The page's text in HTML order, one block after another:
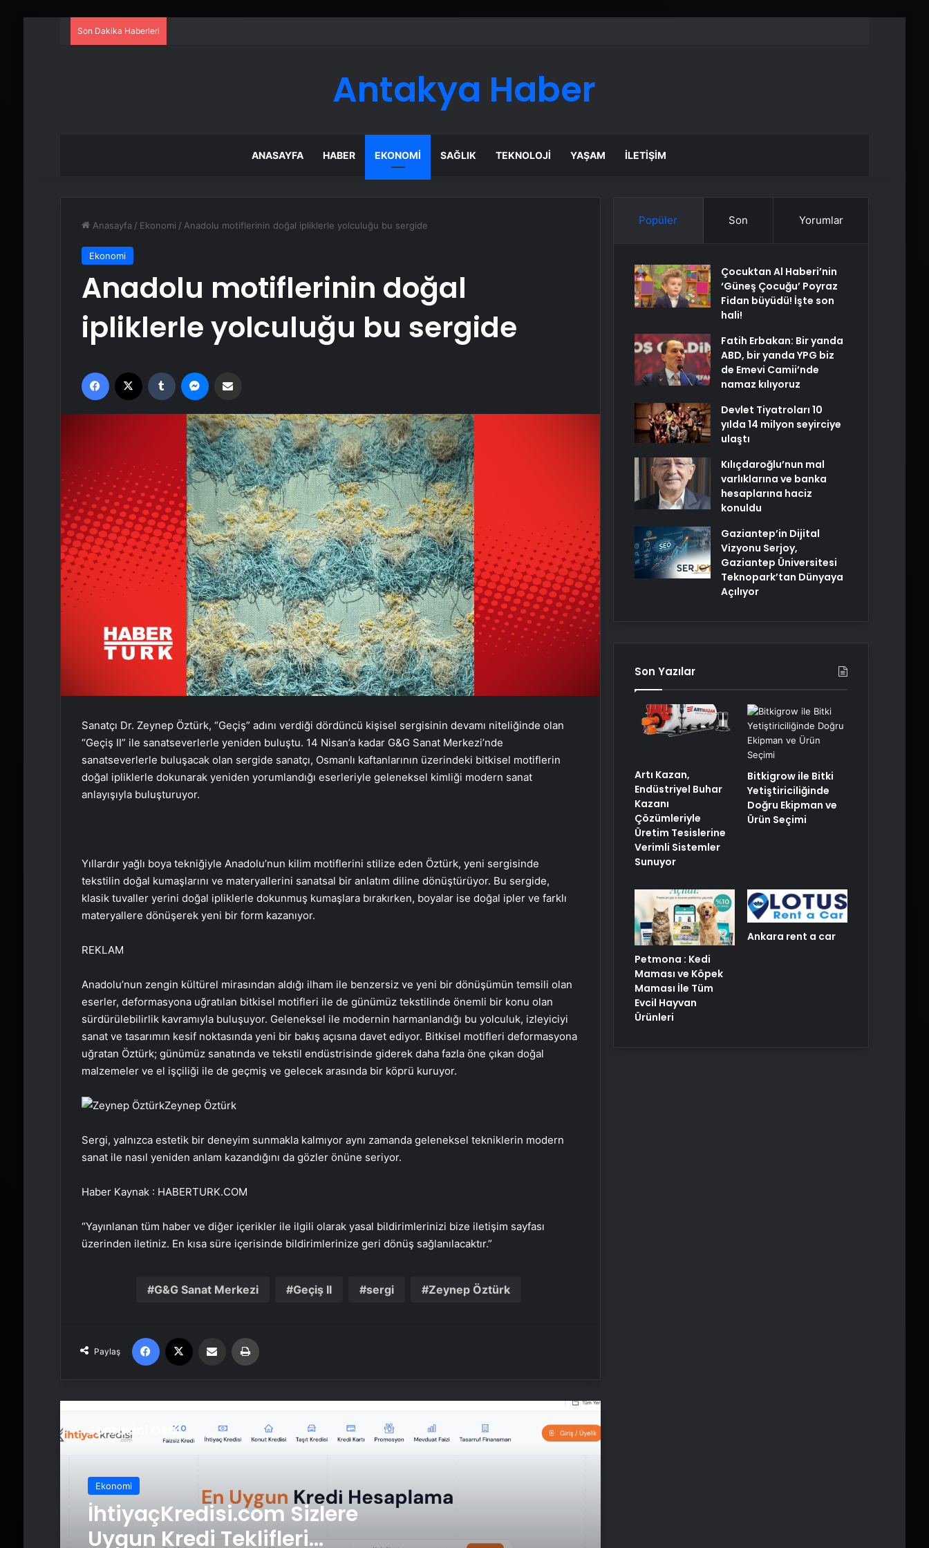
Son Dakika Haberleri
Antakya Haber
ANASAYFA HABER EKONOMI SAĞLIK TEKNOLOJI YAŞAM İLETIŞIM
Anasayfa / Ekonomi / Anadolu motiflerinin doğal ipliklerle yolculuğu bu sergide
Ekonomi
Anadolu motiflerinin doğal
ipliklerle yolculuğu bu sergide
Facebook Tumblr
Sanatçı Dr. Zeynep Öztürk, “Geçiş” adını verdiği dördüncü kişisel sergisinin devamı niteliğinde olan
“Geçiş II” ile sanatseverlerle yeniden buluştu. 14 Nisan’a kadar G&G Sanat Merkezi’nde
sanatseverlerle buluşacak olan sergide sanatçı, Osmanlı kaftanlarının üzerindeki bitkisel motiflerin
doğal ipliklerle dokunarak yeniden yorumlandığı eserleriyle geleneksel kimliği modern sanat
anlayışıyla buluşturuyor.
Yıllardır yağlı boya tekniğiyle Anadolu’nun kilim motiflerini stilize eden Öztürk, yeni sergisinde
tekstilin doğal kumaşlarını ve materyallerini sanatsal bir anlatım diline dönüştürüyor. Bu sergide,
klasik tuvaller yerini doğal ipliklerle dokunmuş kumaşlara bırakırken, boyalar ise doğal ipler ve farklı
materyallere dönüşerek yeni bir form kazanıyor.
REKLAM
Anadolu’nun zengin kültürel mirasından aldığı ilham ile benzersiz ve yeni bir dönüşümün temsili olan
eserler, deformasyona uğratılan bitkisel motifleri ile de günümüz tekstilinde önemli bir konu olan
sürdürülebilirlik kavramıyla buluşuyor. Geleneksel ile modernin harmanlandığı bu yolculuk, izleyiciyi
sanat ve tasarımın kesif noktasında yeni bir bakış açısına davet ediyor. Bitkisel motifleri deformasyona
uğratan Öztürk; günümüz sanatında ve tekstil endüstrisinde giderek daha fazla öne çıkan doğal
malzemeler ve el işçiliği ile de geçmiş ve gelecek arasında bir köprü kuruyor.
Zeynep Öztürk
Sergi, yalnızca estetik bir deneyim sunmakla kalmıyor aynı zamanda geleneksel tekniklerin modern
sanat ile nasıl yeniden anlam kazandığını da gözler önüne seriyor.
Haber Kaynak : HABERTURK.COM
“Yayınlanan tüm haber ve diğer içerikler ile ilgili olarak yasal bildirimlerinizi bize iletişim sayfası
üzerinden iletiniz. En kısa süre içerisinde bildirimlerinize geri dönüş sağlanılacaktır.”
G&G Sanat Merkezi Geçiş II sergi Zeynep Öztürk
Paylaş
Facebook Email'den paylaş
Sonrakini Oku
Ekonomi
İhtiyaçKredisi.com Sizlere
Uygun Kredi Teklifleri
hayatÄ±nÄ± kaybetti
Milli bilardocu Semih SaygÄ±ner’in
Eric Dane ALS hastalÄ±ÄÄ±na
Popüler Son Yorumlar
Çocuktan Al Haberi’nin
‘Güneş Çocuğu’ Poyraz
Fidan büyüdü! İşte son
hali!
Fatih Erbakan: Bir yanda
ABD, bir yanda YPG biz
de Emevi Camii’nde
namaz kılıyoruz
Devlet Tiyatroları 10
yılda 14 milyon seyirciye
ulaştı
Kılıçdaroğlu’nun mal
varlıklarına ve banka
hesaplarına haciz
konuldu
Gaziantep’in Dijital
Vizyonu Serjoy,
Gaziantep Üniversitesi
Teknopark’tan Dünyaya
Açılıyor
Son Yazılar
Artı Kazan,
Endüstriyel Buhar
Kazanı
Çözümleriyle
Üretim Tesislerine
Verimli Sistemler
Sunuyor
Bitkigrow ile Bitki
Yetiştiriciliğinde
Doğru Ekipman ve
Ürün Seçimi
Petmona : Kedi
Maması ve Köpek
Maması İle Tüm
Evcil Hayvan
Ürünleri
Ankara rent a car